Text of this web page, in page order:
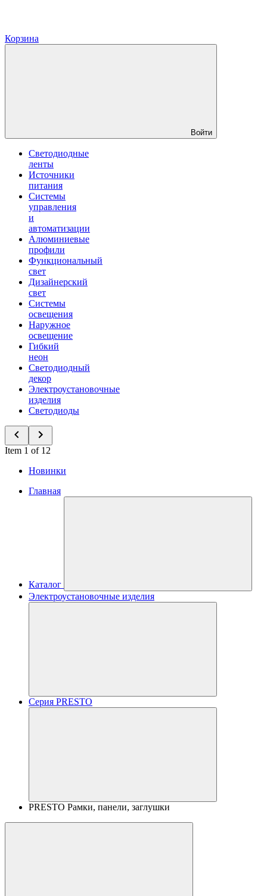
Корзина
Войти
Светодиодные
ленты
Источники
питания
Системы
управления
и
автоматизации
Алюминиевые
профили
Функциональный
свет
Дизайнерский
свет
Системы
освещения
Наружное
освещение
Гибкий
неон
Светодиодный
декор
Электроустановочные
изделия
Светодиоды
Item 1 of 12
Новинки
Главная
Каталог
Электроустановочные изделия
Серия PRESTO
PRESTO Рамки, панели, заглушки